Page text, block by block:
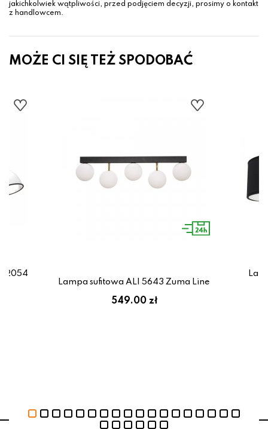
jakichkolwiek wątpliwości, przed podjęciem decyzji, prosimy o kontakt
z handlowcem.
MOŻE CI SIĘ TEŻ SPODOBAĆ
Lampa sufitowa ALI 5643 Zuma Line
549.00 zł